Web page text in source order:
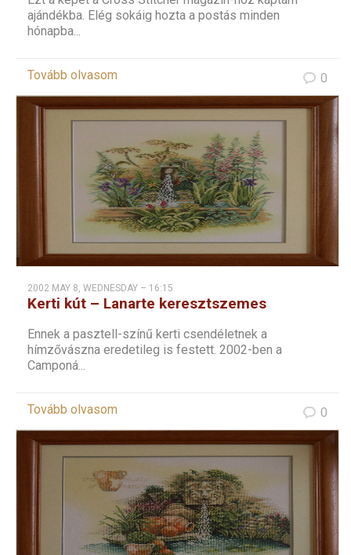
ajándékba. Elég sokáig hozta a postás minden
hónapba...
Tovább olvasom 0
2002 MAY 8, WEDNESDAY – 16:15
Kerti kút – Lanarte keresztszemes
Ennek a pasztell-színű kerti csendéletnek a
hímzővászna eredetileg is festett. 2002-ben a
Camponá...
Tovább olvasom 0